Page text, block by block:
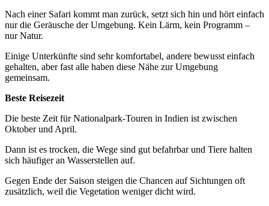
Nach einer Safari kommt man zurück, setzt sich hin und hört einfach
nur die Geräusche der Umgebung. Kein Lärm, kein Programm –
nur Natur.
Einige Unterkünfte sind sehr komfortabel, andere bewusst einfach
gehalten, aber fast alle haben diese Nähe zur Umgebung
gemeinsam.
Beste Reisezeit
Die beste Zeit für Nationalpark-Touren in Indien ist zwischen
Oktober und April.
Dann ist es trocken, die Wege sind gut befahrbar und Tiere halten
sich häufiger an Wasserstellen auf.
Gegen Ende der Saison steigen die Chancen auf Sichtungen oft
zusätzlich, weil die Vegetation weniger dicht wird.